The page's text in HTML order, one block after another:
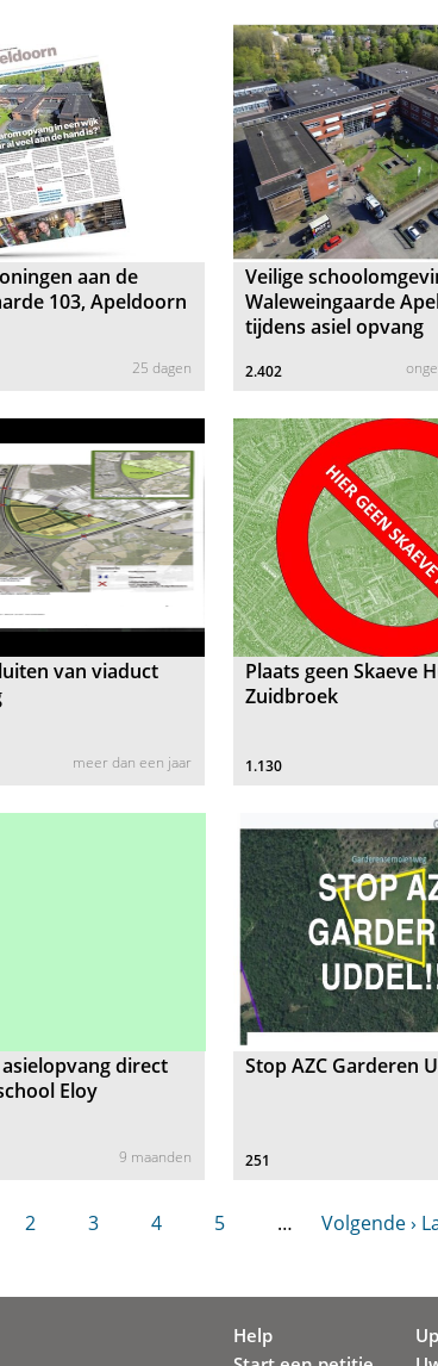
aan de
103, Apeldoorn
25 dagen
Veilige
Waleweingaarde
tijdens asiel opvang
2.402
van viaduct
meer dan een jaar
Plaats geen Skaeve
Zuidbroek
1.130
direct
Eloy
9 maanden
Stop AZC Garderen
251
2 3 4 5 … Volgende ›
Help